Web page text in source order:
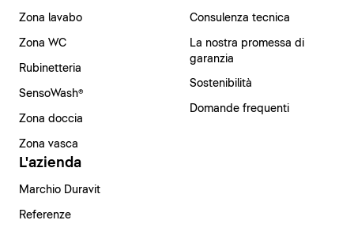
Zona lavabo
Zona WC
Rubinetteria
SensoWash®
Zona doccia
Zona vasca
Consulenza tecnica
La nostra promessa di
garanzia
Sostenibilità
Domande frequenti
L'azienda
Marchio Duravit
Referenze